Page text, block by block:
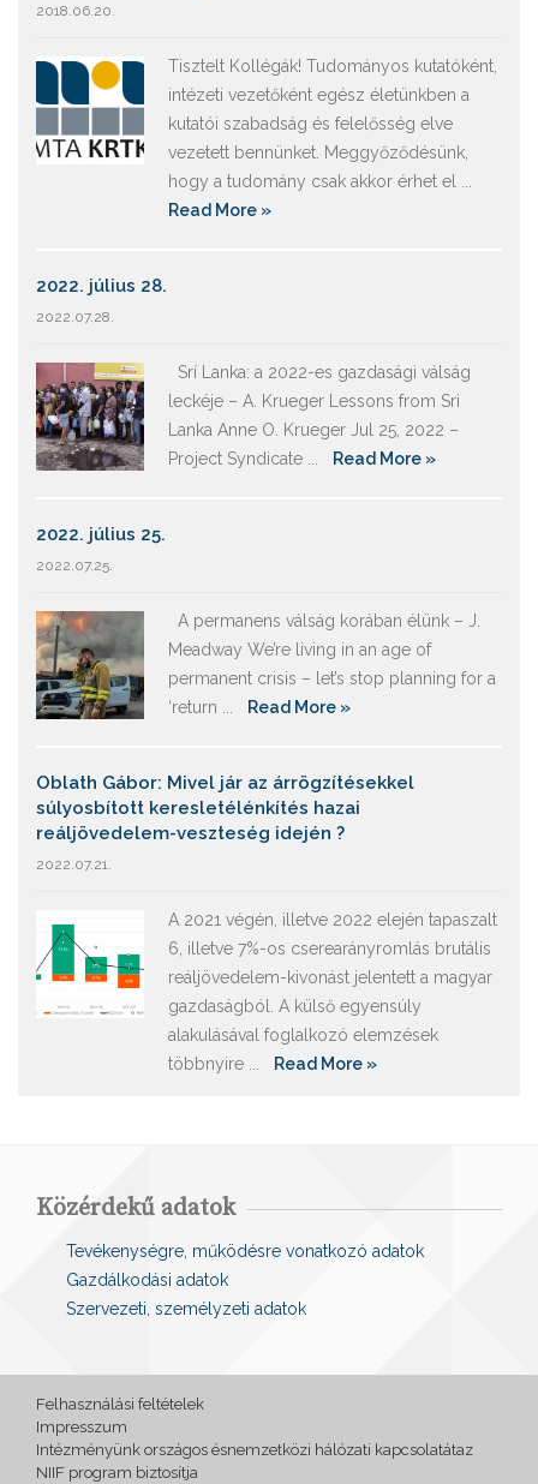
2018.06.20.
Tisztelt Kollégák! Tudományos kutatóként,
intézeti vezetőként egész életünkben a
kutatói szabadság és felelősség elve
vezetett bennünket. Meggyőződésünk,
hogy a tudomány csak akkor érhet el ...
Read More »
2022. július 28.
2022.07.28.
Srí Lanka: a 2022-es gazdasági válság
leckéje – A. Krueger Lessons from Sri
Lanka Anne O. Krueger Jul 25, 2022 –
Project Syndicate ... Read More »
2022. július 25.
2022.07.25.
A permanens válság korában élünk – J.
Meadway We’re living in an age of
permanent crisis – let’s stop planning for a
‘return ... Read More »
Oblath Gábor: Mivel jár az árrögzítésekkel
súlyosbított keresletélénkítés hazai
reáljövedelem-veszteség idején ?
2022.07.21.
A 2021 végén, illetve 2022 elején tapaszalt
6, illetve 7%-os cserearányromlás brutális
reáljövedelem-kivonást jelentett a magyar
gazdaságból. A külső egyensúly
alakulásával foglalkozó elemzések
többnyire ... Read More »
Közérdekű adatok
Tevékenységre, működésre vonatkozó adatok
Gazdálkodási adatok
Szervezeti, személyzeti adatok
Felhasználási feltételek
Impresszum
Intézményünk országos ésnemzetközi hálózati kapcsolatátaz
NIIF program biztosítja